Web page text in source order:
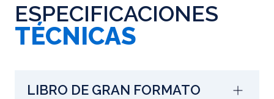
ESPECIFICACIONES
TÉCNICAS
LIBRO DE GRAN FORMATO